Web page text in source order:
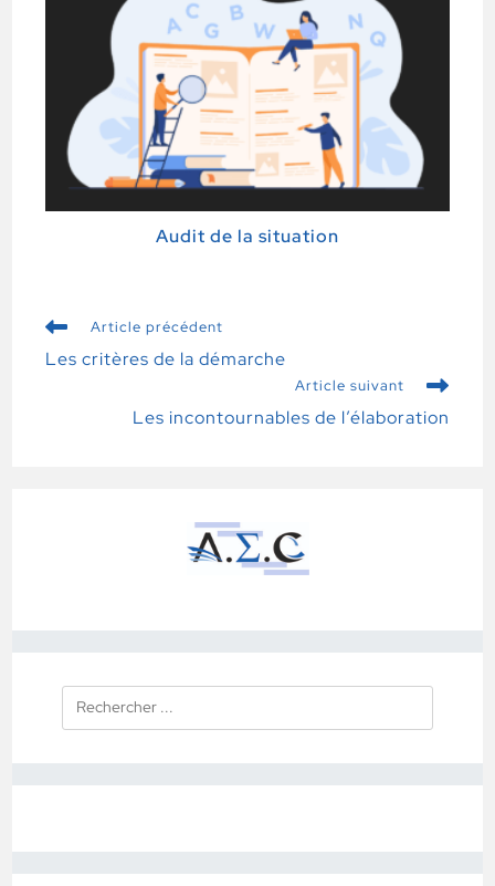
Audit de la situation
Article précédent
Les critères de la démarche
Article suivant
Les incontournables de l’élaboration